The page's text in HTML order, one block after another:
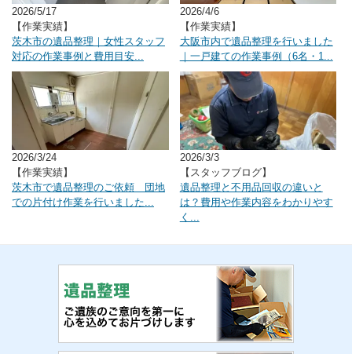
2026/5/17
【作業実績】
茨木市の遺品整理｜女性スタッフ
対応の作業事例と費用目安...
2026/4/6
【作業実績】
大阪市内で遺品整理を行いました
｜一戸建ての作業事例（6名・1...
2026/3/24
【作業実績】
茨木市で遺品整理のご依頼 団地
での片付け作業を行いました...
2026/3/3
【スタッフブログ】
遺品整理と不用品回収の違いと
は？費用や作業内容をわかりやす
く...